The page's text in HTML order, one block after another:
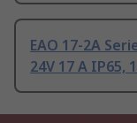
EAO 17-2A
24V 17 A IP65,